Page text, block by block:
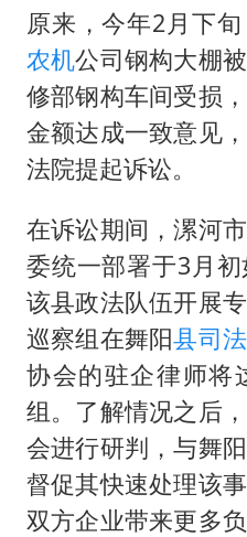
万岁
习近
原来，今年2月下
农机公司钢构大棚
修部钢构车间受损
金额达成一致意见
法院提起诉讼。
在诉讼期间，漯河
委统一部署于3月
该县政法队伍开展
巡察组在舞阳县司
协会的驻企律师将
组。了解情况之后
会进行研判，与舞
督促其快速处理该
双方企业带来更多